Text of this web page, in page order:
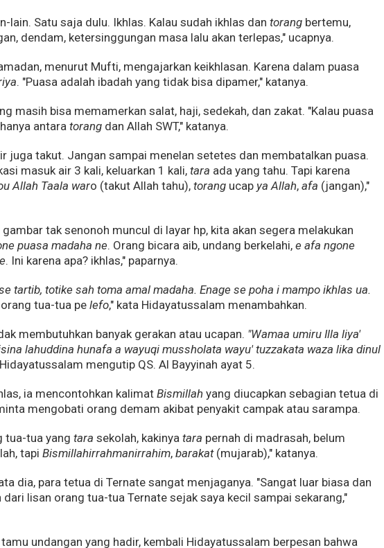
lain. Satu saja dulu. Ikhlas. Kalau sudah ikhlas dantorang bertemu,
dendam, ketersinggungan masa lalu akan terlepas," ucapnya.
menurut Mufti, mengajarkan keikhlasan. Karena dalam puasa
. "Puasa adalah ibadah yang tidak bisa dipamer," katanya.
masih bisa memamerkan salat, haji, sedekah, dan zakat. "Kalau puasa
antaratorang dan Allah SWT," katanya.
juga takut. Jangan sampai menelan setetes dan membatalkan puasa.
masuk air 3 kali, keluarkan 1 kali,tara ada yang tahu. Tapi karena
Allah Taala waro (takut Allah tahu),torang ucap ya Allah, afa (jangan),"
tak senonoh muncul di layar hp, kita akan segera melakukan
puasa madaha ne. Orang bicara aib, undang berkelahi,e afa ngone
. Ini karena apa? ikhlas," paparnya.
tartib, totike sah toma amal madaha. Enage se poha i mampo ikhlas ua.
orang tua-tua pelefo," kata Hidayatussalam menambahkan.
membutuhkan banyak gerakan atau ucapan. "Wamaa umiru Illa liya'
lahuddina hunafa a wayuqi mussholata wayu' tuzzakata waza lika dinul
mengutip QS. Al Bayyinah ayat 5.
ia mencontohkan kalimatBismillah yang diucapkan sebagian tetua di
mengobati orang demam akibat penyakit campak atau sarampa.
tua-tua yangtara sekolah, kakinyatara pernah di madrasah, belum
tapiBismillahirrahmanirrahim,barakat(mujarab)," katanya.
dia, para tetua di Ternate sangat menjaganya. "Sangat luar biasa dan
dari lisan orang tua-tua Ternate sejak saya kecil sampai sekarang,"
undangan yang hadir, kembali Hidayatussalam berpesan bahwa